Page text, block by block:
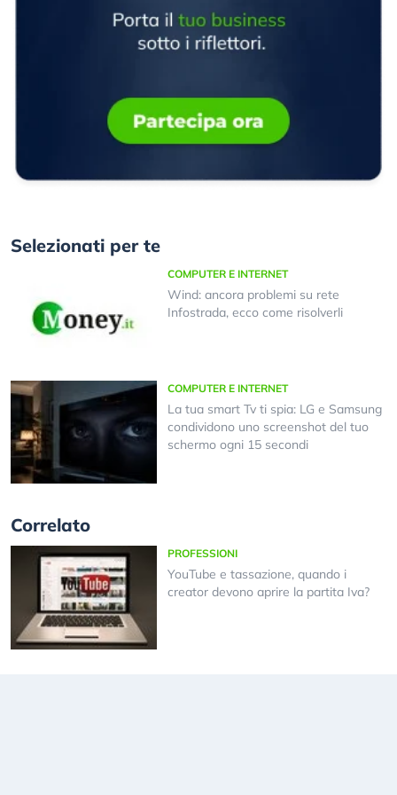
Selezionati per te
COMPUTER E INTERNET
Wind: ancora problemi su rete
Infostrada, ecco come risolverli
COMPUTER E INTERNET
La tua smart Tv ti spia: LG e Samsung
condividono uno screenshot del tuo
schermo ogni 15 secondi
Correlato
PROFESSIONI
YouTube e tassazione, quando i
creator devono aprire la partita Iva?